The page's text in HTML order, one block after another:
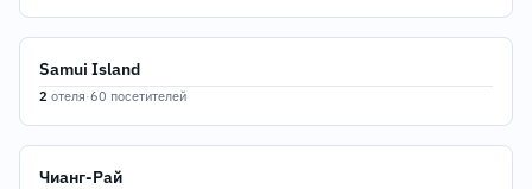
Samui Island
2 отеля·60 посетителей
Чианг-Рай